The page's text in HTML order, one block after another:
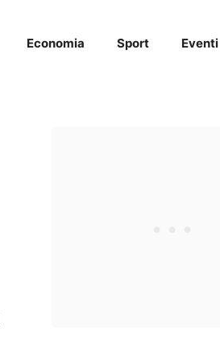
Economia Sport Eventi